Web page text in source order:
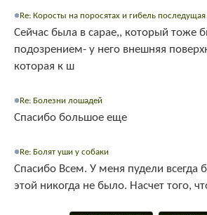
Re: Коросты на поросятах и гибель последущая
Сейчас была в сарае,, который тоже
подозрением- у него внешняя
которая к ш
Re: Болезни лошадей
Спасибо большое еще
Re: Болят уши у собаки
Спасибо Всем. У меня пудели всегда
этой никогда не было. Насчет того,